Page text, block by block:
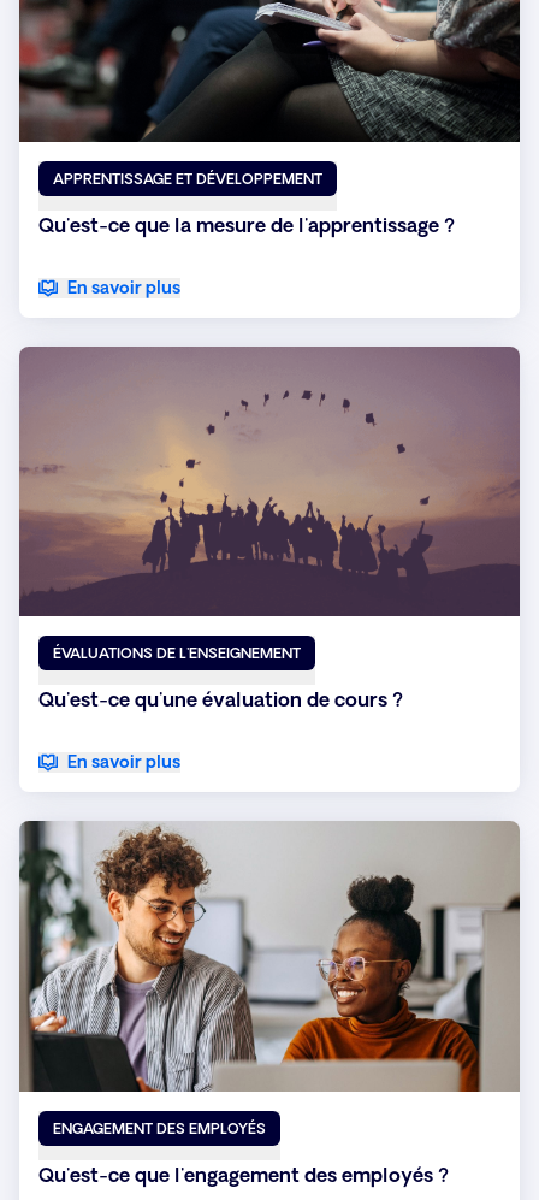
APPRENTISSAGE ET DÉVELOPPEMENT
Qu'est-ce que la mesure de l'apprentissage ?
En savoir plus
ÉVALUATIONS DE L'ENSEIGNEMENT
Qu'est-ce qu'une évaluation de cours ?
En savoir plus
ENGAGEMENT DES EMPLOYÉS
Qu'est-ce que l'engagement des employés ?